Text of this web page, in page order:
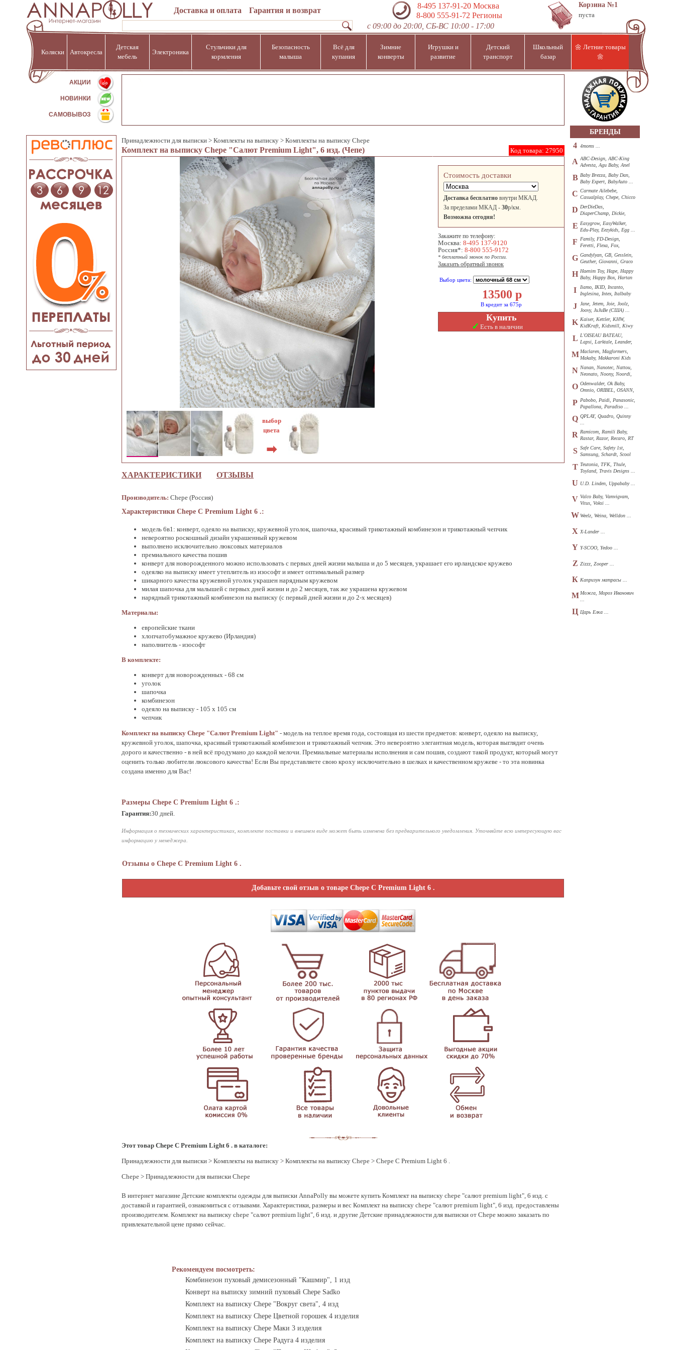
Доставка и оплата Гарантия и возврат
8-495 137-91-20Москва
8-800 555-91-72 Регионы
с 09:00 до 20:00, СБ-ВС 10:00 - 17:00
Корзина №1
пуста
Коляски Автокресла
Детская
мебель
Электроника
Стульчики для
кормления
Безопасность
малыша
Всё для
купания
Зимние
конверты
Игрушки и
развитие
Детский
транспорт
Школьный
базар
🌼 Летние товары
🌼
АКЦИИ %
НОВИНКИ
САМОВЫВОЗ
Принадлежности для выписки > Комплекты на выписку > Комплекты на выписку Chepe
Код товара: 27950
Комплект на выписку Chepe "Cалют Premium Light", 6 изд. (Чепе)
Стоимость доставки
Доставка бесплатно внутри МКАД.
За пределами МКАД - 30р/км.
Возможна сегодня!
Закажите по телефону:
Москва: 8-495 137-9120
Россия*: 8-800 555-9172
* бесплатный звонок по России.
Заказать обратный звонок
Выбор цвета:
13500 р
В кредит за 675р
Купить
✓ Есть в наличии
выбор
цвета
➡
ХАРАКТЕРИСТИКИ ОТЗЫВЫ
Производитель: Chepe (Россия)
Характеристики Chepe C Premium Light 6 .:
модель 6в1: конверт, одеяло на выписку, кружевной уголок, шапочка, красивый трикотажный комбинезон и трикотажный чепчик
невероятно роскошный дизайн украшенный кружевом
выполнено исключительно люксовых материалов
премиального качества пошив
конверт для новорожденного можно использовать с первых дней жизни малыша и до 5 месяцев, украшает его ирландское кружево
одеялко на выписку имеет утеплитель из изософт и имеет оптимальный размер
шикарного качества кружевной уголок украшен нарядным кружевом
милая шапочка для малышей с первых дней жизни и до 2 месяцев, так же украшена кружевом
нарядный трикотажный комбинезон на выписку (с первый дней жизни и до 2-х месяцев)
Материалы:
европейские ткани
хлопчатобумажное кружево (Ирландия)
наполнитель - изософт
В комплекте:
конверт для новорожденных - 68 см
уголок
шапочка
комбинезон
одеяло на выписку - 105 х 105 см
чепчик
Комплект на выписку Chepe "Cалют Premium Light" - модель на теплое время года, состоящая из шести предметов: конверт, одеяло на выписку,
кружевной уголок, шапочка, красивый трикотажный комбинезон и трикотажный чепчик. Это невероятно элегантная модель, которая выглядит очень
дорого и качественно - в ней всё продумано до каждой мелочи. Премиальные материалы исполнения и сам пошив, создают такой продукт, который могут
оценить только любители люксового качества! Если Вы представляете свою кроху исключительно в шелках и качественном кружеве - то эта новинка
создана именно для Вас!
Размеры Chepe C Premium Light 6 .:
Гарантия:30 дней.
Информация о технических характеристиках, комплекте поставки и внешнем виде может быть изменена без предварительного уведомления. Уточняйте всю интересующую вас
информацию у менеджера.
Отзывы о Chepe C Premium Light 6 .
Добавьте свой отзыв о товаре Chepe C Premium Light 6 .
Этот товар Chepe C Premium Light 6 . в каталоге:
Принадлежности для выписки > Комплекты на выписку > Комплекты на выписку Chepe > Chepe C Premium Light 6 .
Chepe > Принадлежности для выписки Chepe
В интернет магазине Детские комплекты одежды для выписки AnnaPolly вы можете купить Комплект на выписку chepe "cалют premium light", 6 изд. с
доставкой и гарантией, ознакомиться с отзывами. Характеристики, размеры и вес Комплект на выписку chepe "cалют premium light", 6 изд. предоставлены
производителем. Комплект на выписку chepe "cалют premium light", 6 изд. и другие Детские принадлежности для выписки от Chepe можно заказать по
привлекательной цене прямо сейчас.
Рекомендуем посмотреть:
Комбинезон пуховый демисезонный "Кашмир", 1 изд
Конверт на выписку зимний пуховый Chepe Sadko
Комплект на выписку Chepe "Вокруг света", 4 изд
Комплект на выписку Chepe Цветной горошек 4 изделия
Комплект на выписку Chepe Маки 3 изделия
Комплект на выписку Chepe Радуга 4 изделия
БРЕНДЫ
4 4moms ...
A ABC-Design, ABC-King
Advesta, Agu Baby, Anel
B Baby Brezza, Baby Dan,
Baby Expert, BabyAuto ...
C Carmate Ailebebe,
Casualplay, Chepe, Chicco
D DerDieDas,
DiaperChamp, Dickie,
E Easygrow, EasyWalker,
Edu-Play, Eezykids, Egg ...
F
Family, FD-Design,
Feretti, Flexa, Fox,
G Gandylyan, GB, Gesslein,
Geuther, Giovanni, Graco
H Haenim Toy, Hape, Happy
Baby, Happy Box, Hartan
I
Iiamo, IKID, Incanto,
Inglesina, Intex, Italbaby
J
Jane, Jetem, Joie, Joolz,
Joovy, JuJuBe (США) ...
K Kaiser, Kettler, KHW,
KidKraft, Kidsmill, Kiwy
L L'OISEAU BATEAU,
Lapsi, Larktale, Leander,
M Maclaren, Magformers,
Makaby, Makkaroni Kids
N Nanan, Nanotec, Nattou,
Neonato, Noony, Noordi,
O Odenwalder, Ok Baby,
Omnio, ORIBEL, OSANN,
P Pabobo, Paidi, Panasonic,
Papallona, Paradiso ...
Q QPLAY, Quadro, Quinny
R Ramicom, Ramili Baby,
Rastar, Razor, Recaro, RT
S Safe Care, Safety 1st,
Samsung, Schardt, Scool
T Teutonia, TFK, Thule,
Toyland, Travis Designs ...
U U.D. Linden, Uppababy ...
V Valco Baby, Vamvigvam,
Vitus, Voksi ...
WWeelz, Weina, Welldon ...
X X-Lander ...
Y Y-SCOO, Yedoo ...
Z Zizzz, Zooper ...
К Капризун матрасы ...
М Можга, Мороз Иванович
Ц Царь Елка ...